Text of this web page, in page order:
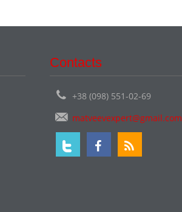
Contacts
+38 (098) 551-02-69
matveevexpert@gmail.com